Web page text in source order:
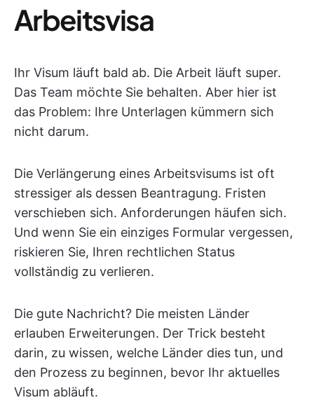
Arbeitsvisa
Ihr Visum läuft bald ab. Die Arbeit läuft super.
Das Team möchte Sie behalten. Aber hier ist
das Problem: Ihre Unterlagen kümmern sich
nicht darum.
Die Verlängerung eines Arbeitsvisums ist oft
stressiger als dessen Beantragung. Fristen
verschieben sich. Anforderungen häufen sich.
Und wenn Sie ein einziges Formular vergessen,
riskieren Sie, Ihren rechtlichen Status
vollständig zu verlieren.
Die gute Nachricht? Die meisten Länder
erlauben Erweiterungen. Der Trick besteht
darin, zu wissen, welche Länder dies tun, und
den Prozess zu beginnen, bevor Ihr aktuelles
Visum abläuft.